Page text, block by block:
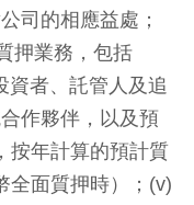
司的相應益處；
押業務，包括
資者、託管人及追
作夥伴，以及預
按年計算的預計質
全面質押時）；(v)